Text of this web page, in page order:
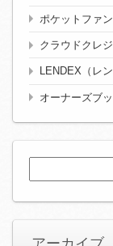
ポケットファ
クラウドクレ
LENDEX（レン
オーナーズブ
索: